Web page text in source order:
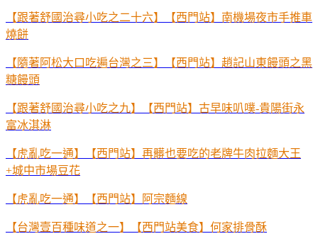
【跟著舒國治尋小吃之二十六】【西門站】南機場夜市手推車
燒餅
【隨著阿松大口吃遍台灣之三】【西門站】趙記山東饅頭之黑
糖饅頭
【跟著舒國治尋小吃之九】【西門站】古早味叭噗-貴陽街永
富冰淇淋
【虎亂吃一通】【西門站】再髒也要吃的老牌牛肉拉麵大王
+城中市場豆花
【虎亂吃一通】【西門站】阿宗麵線
【台灣壹百種味道之一】【西門站美食】何家排骨酥